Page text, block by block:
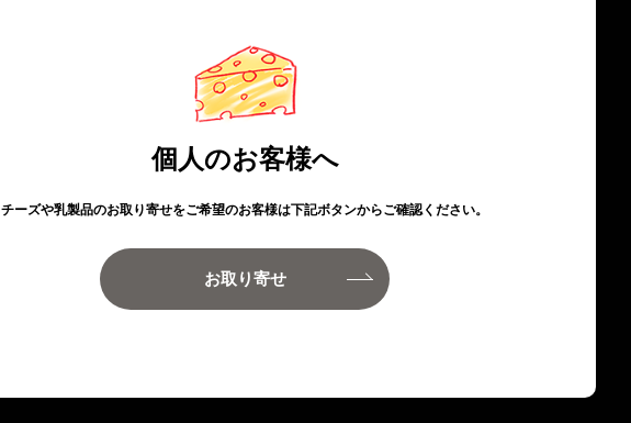
個人のお客様へ
チーズや乳製品のお取り寄せをご希望のお客様は下記ボタンからご確認ください。
お取り寄せ